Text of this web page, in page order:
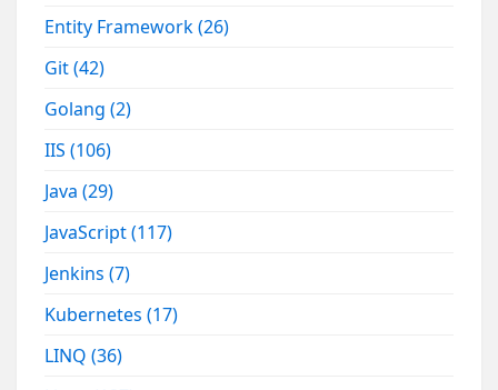
Entity Framework(26)
Git(42)
Golang(2)
IIS(106)
Java(29)
JavaScript(117)
Jenkins(7)
Kubernetes(17)
LINQ(36)